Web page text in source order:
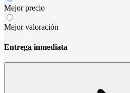
Mejor precio
Mejor valoración
Entrega inmediata